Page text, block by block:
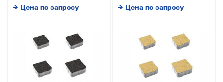
→ Цена по запросу → Цена по запросу